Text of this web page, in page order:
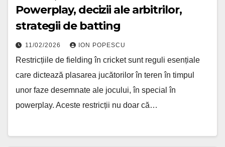
Powerplay, decizii ale arbitrilor,
strategii de batting
11/02/2026 ION POPESCU
Restricțiile de fielding în cricket sunt reguli esențiale
care dictează plasarea jucătorilor în teren în timpul
unor faze desemnate ale jocului, în special în
powerplay. Aceste restricții nu doar că…